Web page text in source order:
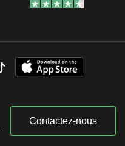
Contactez-nous